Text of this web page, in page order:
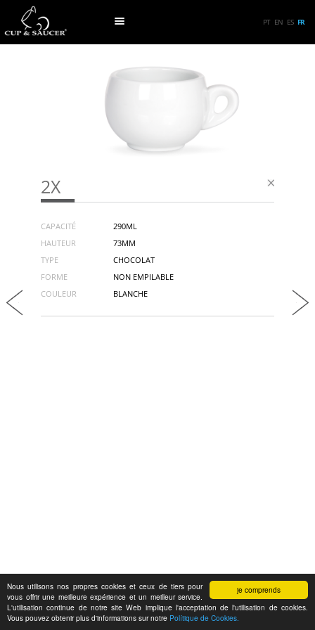
je comprends
Nous utilisons nos propres cookies et ceux de tiers pour
vous offrir une meilleure expérience et un meilleur service.
L'utilisation continue de notre site Web implique l'acceptation de l'utilisation de cookies.
Vous pouvez obtenir plus d'informations sur notre Polítique de Cookies.
PT EN ES FR
2X
CAPACITÉ
290ML
HAUTEUR
73MM
TYPE
CHOCOLAT
FORME
NON EMPILABLE
COULEUR
BLANCHE